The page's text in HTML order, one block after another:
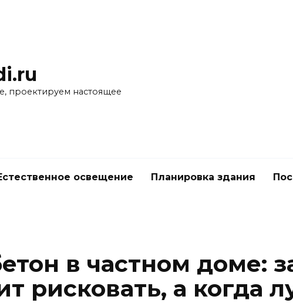
проектируем настоящее
освещение Планировка здания
в частном доме:
рисковать, а когда